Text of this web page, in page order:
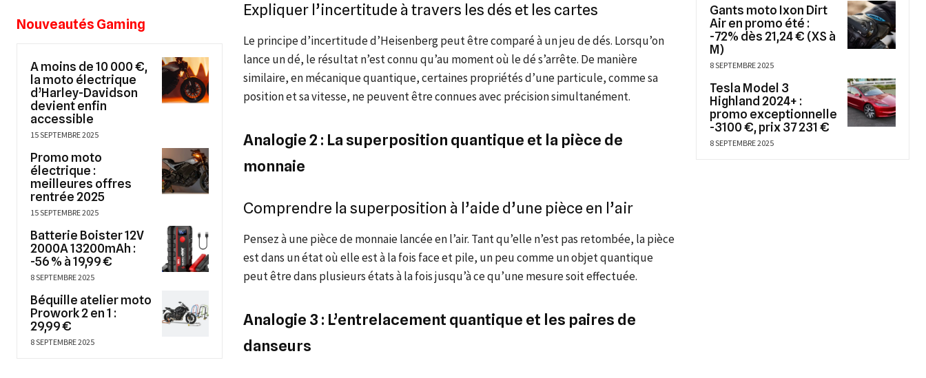
Nouveautés Gaming
A moins de 10 000 €,
la moto électrique
d’Harley-Davidson
devient enfin
accessible
15 SEPTEMBRE 2025
Promo moto
électrique :
meilleures offres
rentrée 2025
15 SEPTEMBRE 2025
Batterie Boister 12V
2000A 13200mAh :
-56 % à 19,99 €
8 SEPTEMBRE 2025
Béquille atelier moto
Prowork 2 en 1 :
29,99 €
8 SEPTEMBRE 2025
Expliquer l’incertitude à travers les dés et les cartes
Le principe d’incertitude d’Heisenberg peut être comparé à un jeu de dés. Lorsqu’on
lance un dé, le résultat n’est connu qu’au moment où le dé s’arrête. De manière
similaire, en mécanique quantique, certaines propriétés d’une particule, comme sa
position et sa vitesse, ne peuvent être connues avec précision simultanément.
Analogie 2 : La superposition quantique et la pièce de
monnaie
Comprendre la superposition à l’aide d’une pièce en l’air
Pensez à une pièce de monnaie lancée en l’air. Tant qu’elle n’est pas retombée, la pièce
est dans un état où elle est à la fois face et pile, un peu comme un objet quantique
peut être dans plusieurs états à la fois jusqu’à ce qu’une mesure soit effectuée.
Analogie 3 : L’entrelacement quantique et les paires de
danseurs
Gants moto Ixon Dirt
Air en promo été :
-72% dès 21,24 € (XS à
M)
8 SEPTEMBRE 2025
Tesla Model 3
Highland 2024+ :
promo exceptionnelle
-3100 €, prix 37 231 €
8 SEPTEMBRE 2025